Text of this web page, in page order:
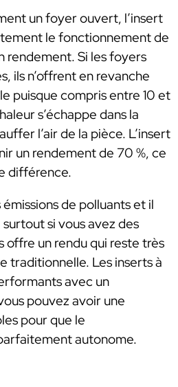
un foyer ouvert, l’insert
le fonctionnement de
rendement. Si les foyers
ils n’offrent en revanche
puisque compris entre 10 et
s’échappe dans la
l’air de la pièce. L’insert
un rendement de 70 %, ce
différence.
de polluants et il
si vous avez des
offre un rendu qui reste très
traditionnelle. Les inserts à
avec un
pouvez avoir une
pour que le
autonome.